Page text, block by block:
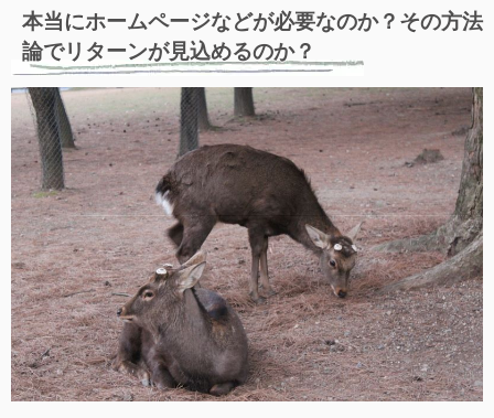
本当にホームページなどが必要なのか？その方法
論でリターンが見込めるのか？